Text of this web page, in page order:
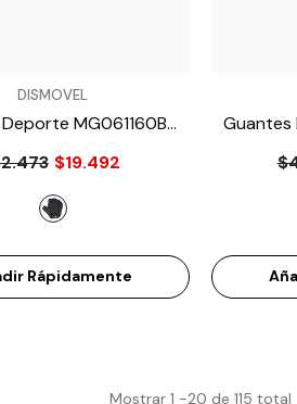
DISMOVEL
MG061160B
- Gris
$19.492
Rápidamente
Guantes
Mostrar 1 -20 de 115 total